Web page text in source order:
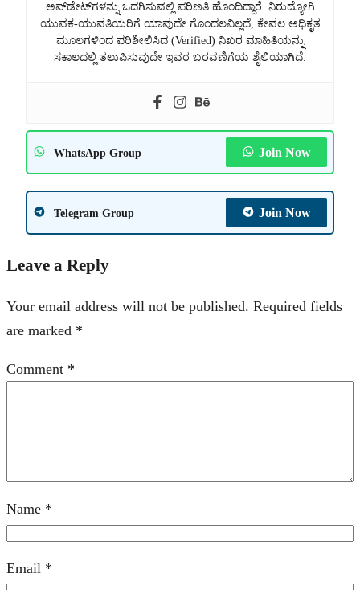
ಅಪ್‌ಡೇಟ್‌ಗಳನ್ನು ಒದಗಿಸುವಲ್ಲಿ ಪರಿಣತಿ ಹೊಂದಿದ್ದಾರೆ. ನಿರುದ್ಯೋಗಿ
ಯುವಕ-ಯುವತಿಯರಿಗೆ ಯಾವುದೇ ಗೊಂದಲವಿಲ್ಲದೆ, ಕೇವಲ ಅಧಿಕೃತ
ಮೂಲಗಳಿಂದ ಪರಿಶೀಲಿಸಿದ (Verified) ನಿಖರ ಮಾಹಿತಿಯನ್ನು
ಸಕಾಲದಲ್ಲಿ ತಲುಪಿಸುವುದೇ ಇವರ ಬರವಣಿಗೆಯ ಶೈಲಿಯಾಗಿದೆ.
WhatsApp Group Join Now
Telegram Group Join Now
Leave a Reply
Your email address will not be published. Required fields
are marked *
Comment *
Name *
Email *